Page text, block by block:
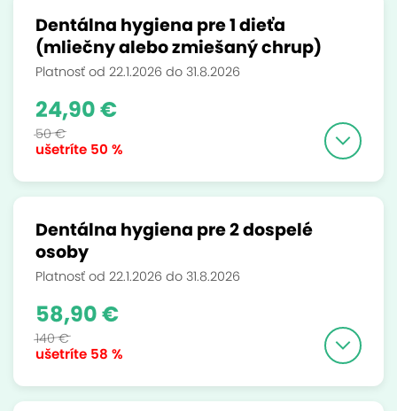
Dentálna hygiena pre 1 dieťa
(mliečny alebo zmiešaný chrup)
Platnosť od 22.1.2026 do 31.8.2026
ušetríte 50 %
24,90 €
50 €
Dentálna hygiena pre 2 dospelé
osoby
Platnosť od 22.1.2026 do 31.8.2026
ušetríte 58 %
58,90 €
140 €